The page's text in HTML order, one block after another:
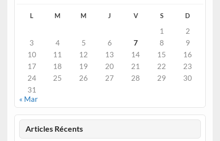
L M M J V S D
1
2
3
4 5 6 7 8
9
10
11 12 13 14 15
16
17
18 19 20 21 22
23
24
25 26 27 28 29
30
31
« Mar
Articles Récents